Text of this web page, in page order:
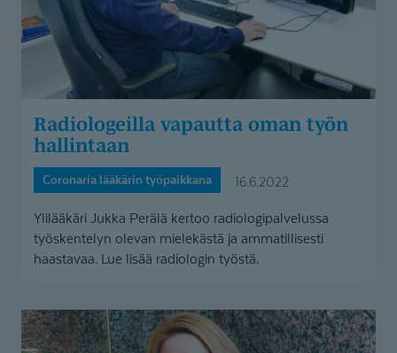
Radiologeilla vapautta oman työn
hallintaan
Coronaria lääkärin työpaikkana 16.6.2022
Ylilääkäri Jukka Perälä kertoo radiologipalvelussa
työskentelyn olevan mielekästä ja ammatillisesti
haastavaa. Lue lisää radiologin työstä.
Radiologi
arvostaa